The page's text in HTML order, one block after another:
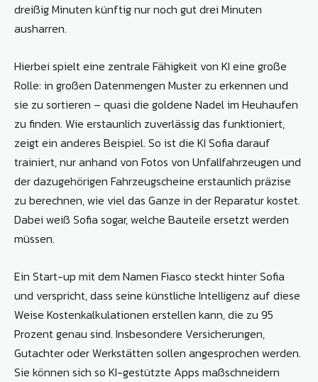
dreißig Minuten künftig nur noch gut drei Minuten
ausharren.
Hierbei spielt eine zentrale Fähigkeit von KI eine große
Rolle: in großen Datenmengen Muster zu erkennen und
sie zu sortieren – quasi die goldene Nadel im Heuhaufen
zu finden. Wie erstaunlich zuverlässig das funktioniert,
zeigt ein anderes Beispiel. So ist die KI Sofia darauf
trainiert, nur anhand von Fotos von Unfallfahrzeugen und
der dazugehörigen Fahrzeugscheine erstaunlich präzise
zu berechnen, wie viel das Ganze in der Reparatur kostet.
Dabei weiß Sofia sogar, welche Bauteile ersetzt werden
müssen.
Ein Start-up mit dem Namen Fiasco steckt hinter Sofia
und verspricht, dass seine künstliche Intelligenz auf diese
Weise Kostenkalkulationen erstellen kann, die zu 95
Prozent genau sind. Insbesondere Versicherungen,
Gutachter oder Werkstätten sollen angesprochen werden.
Sie können sich so KI-gestützte Apps maßschneidern